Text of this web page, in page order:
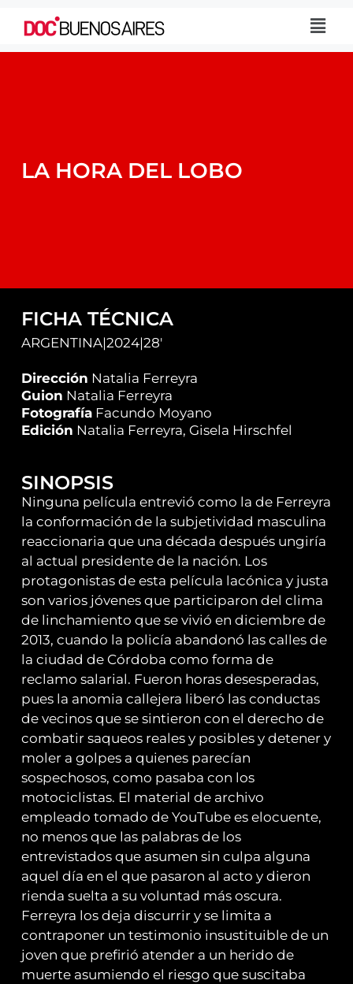
LA HORA DEL LOBO
FICHA TÉCNICA
ARGENTINA|2024|28'
Dirección Natalia Ferreyra
Guion Natalia Ferreyra
Fotografía Facundo Moyano
Edición Natalia Ferreyra, Gisela Hirschfel
SINOPSIS
Ninguna película entrevió como la de Ferreyra
la conformación de la subjetividad masculina
reaccionaria que una década después ungiría
al actual presidente de la nación. Los
protagonistas de esta película lacónica y justa
son varios jóvenes que participaron del clima
de linchamiento que se vivió en diciembre de
2013, cuando la policía abandonó las calles de
la ciudad de Córdoba como forma de
reclamo salarial. Fueron horas desesperadas,
pues la anomia callejera liberó las conductas
de vecinos que se sintieron con el derecho de
combatir saqueos reales y posibles y detener y
moler a golpes a quienes parecían
sospechosos, como pasaba con los
motociclistas. El material de archivo
empleado tomado de YouTube es elocuente,
no menos que las palabras de los
entrevistados que asumen sin culpa alguna
aquel día en el que pasaron al acto y dieron
rienda suelta a su voluntad más oscura.
Ferreyra los deja discurrir y se limita a
contraponer un testimonio insustituible de un
joven que prefirió atender a un herido de
muerte asumiendo el riesgo que suscitaba